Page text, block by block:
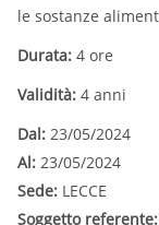
le sostanze
Durata: 4 ore
Validità: 4 anni
Dal: 23/05/2024
Al: 23/05/2024
Sede: LECCE
Soggetto referente: